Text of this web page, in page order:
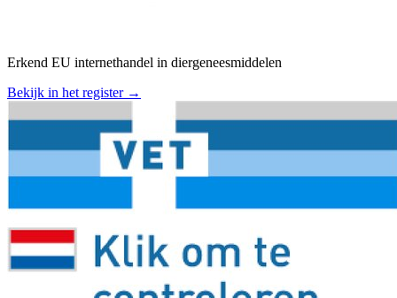
Erkend EU internethandel in diergeneesmiddelen
Bekijk in het register →